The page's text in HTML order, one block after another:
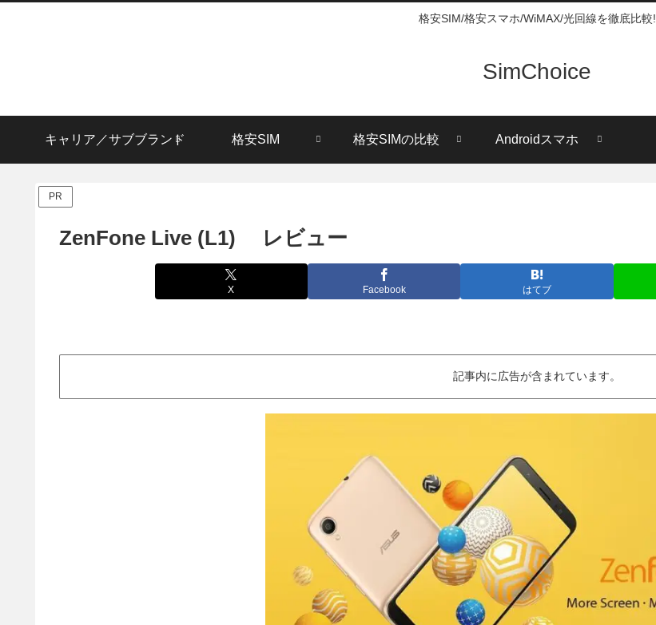
格安SIM/格安スマホ/WiMAX/光回線を徹底比較!
SimChoice
キャリア／サブブランド 格安SIM 格安SIMの比較 Androidスマホ
PR
ZenFone Live (L1) レビュー
X Facebook はてブ
記事内に広告が含まれています。